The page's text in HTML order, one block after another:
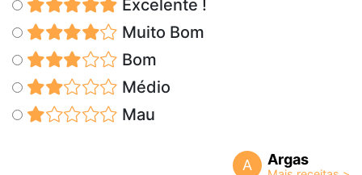
Excelente !
Muito Bom
Bom
Médio
Mau
A Argas